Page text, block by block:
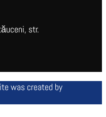
str.
was created by